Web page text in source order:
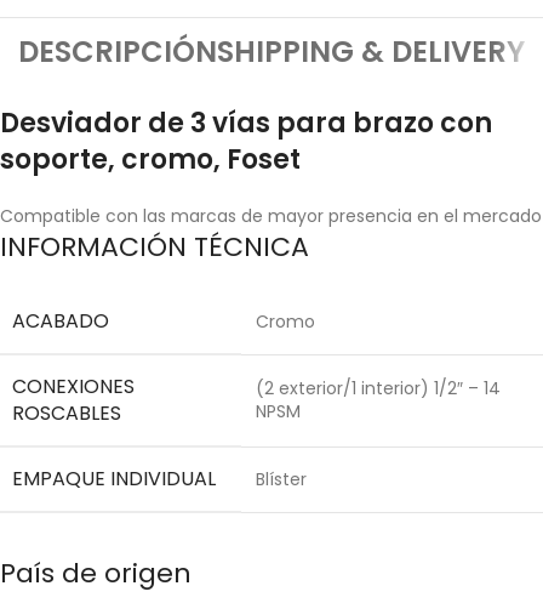
DESCRIPCIÓNSHIPPING & DELIVERY
Desviador de 3 vías para brazo con
soporte, cromo, Foset
Compatible con las marcas de mayor presencia en el mercado
INFORMACIÓN TÉCNICA
ACABADO Cromo
CONEXIONES
ROSCABLES
(2 exterior/1 interior) 1/2″ – 14
NPSM
EMPAQUE INDIVIDUAL Blíster
País de origen